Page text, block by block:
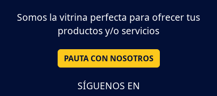
Somos la vitrina perfecta para ofrecer tus
productos y/o servicios
PAUTA CON NOSOTROS
SÍGUENOS EN